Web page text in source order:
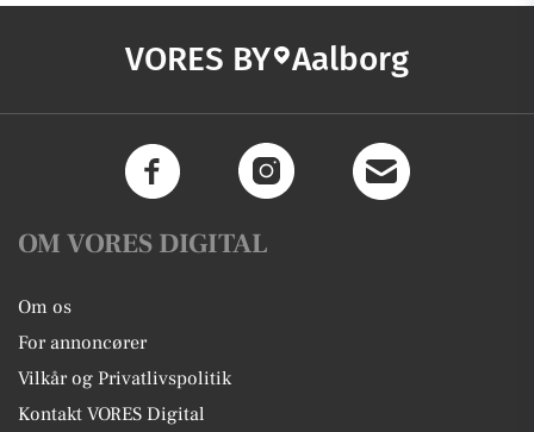
VORES BY Aalborg
OM VORES DIGITAL
Om os
For annoncører
Vilkår og Privatlivspolitik
Kontakt VORES Digital